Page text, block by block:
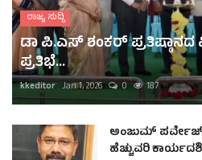
ರಾಜ್ಯ ಸುದ್ದಿ
ಡಾ ಪಿ.ಎಸ್ ಶಂಕರ್ ಪ್ರತಿಷ್ಠಾನದ
ಪ್ರತಿಭೆ...
kkeditor Jan 1, 2026 0 187
ಅಂಜುಮ್ ಪರ್ವೇಜ್
ಹೆಚ್ಚುವರಿ